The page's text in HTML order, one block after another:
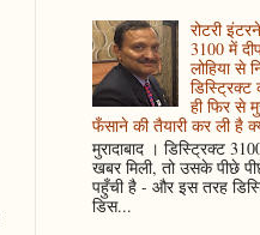
रोटरी
3100 में
लोहिया से
ही फिर से
फँसाने की तैयारी कर ली है
मुरादाबाद । डिस्ट्रिक्ट
खबर मिली, तो उसके पीछे
पहुँची है - और इस तरह
डिस...